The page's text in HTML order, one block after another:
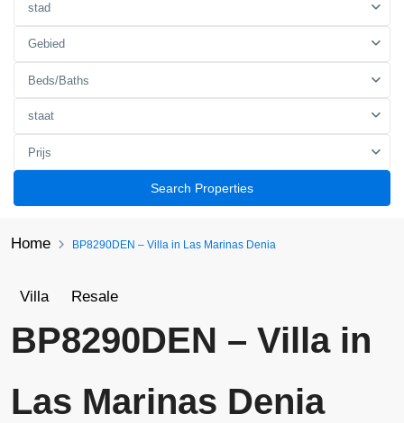
stad
Gebied
Beds/Baths
staat
Prijs
Search Properties
Home BP8290DEN – Villa in Las Marinas Denia
Villa Resale
BP8290DEN – Villa in
Las Marinas Denia